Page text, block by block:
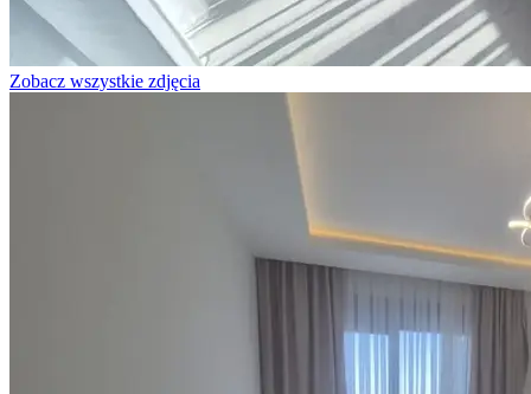
Zobacz wszystkie zdjęcia